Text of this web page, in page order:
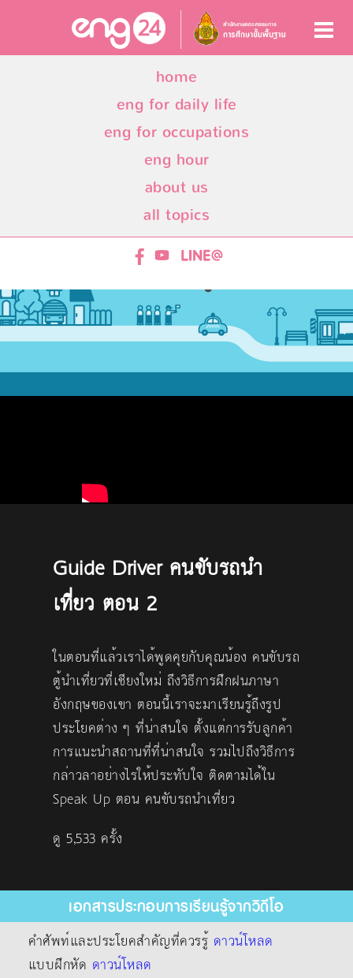
home
eng for daily life
eng for occupations
eng hour
about us
all topics
Guide Driver คนขับรถนำ
เที่ยว ตอน 2
ในตอนที่แล้วเราได้พูดคุยกับคุณน้อง คนขับรถ
ตู้นำเที่ยวที่เชียงใหม่ ถึงวิธีการฝึกฝนภาษา
อังกฤษของเขา ตอนนี้เราจะมาเรียนรู้ถึงรูป
ประโยคต่าง ๆ ที่น่าสนใจ ตั้งแต่การรับลูกค้า
การแนะนำสถานที่ที่น่าสนใจ รวมไปถึงวิธีการ
กล่าวลาอย่างไรให้ประทับใจ ติดตามได้ใน
Speak Up ตอน คนขับรถนำเที่ยว
ดู 5,533 ครั้ง
เอกสารประกอบการเรียนรู้จากวิดีโอ
คำศัพท์และประโยคสำคัญที่ควรรู้ ดาวน์โหลด
แบบฝึกหัด ดาวน์โหลด